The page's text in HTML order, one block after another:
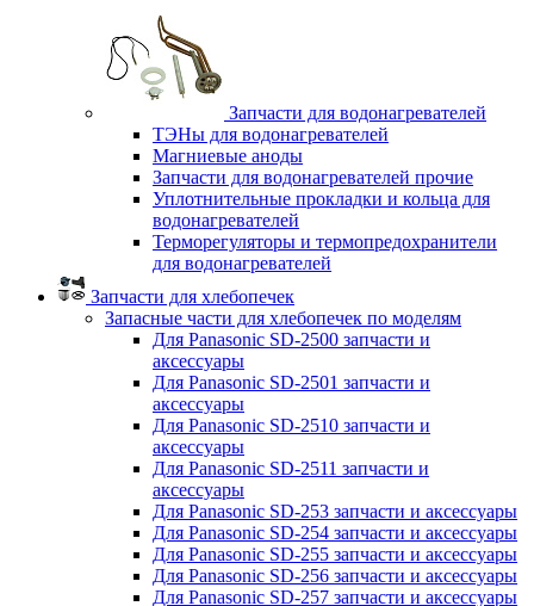
Запчасти для водонагревателей
ТЭНы для водонагревателей
Магниевые аноды
Запчасти для водонагревателей прочие
Уплотнительные прокладки и кольца для
водонагревателей
Терморегуляторы и термопредохранители
для водонагревателей
Запчасти для хлебопечек
Запасные части для хлебопечек по моделям
Для Panasonic SD-2500 запчасти и
аксессуары
Для Panasonic SD-2501 запчасти и
аксессуары
Для Panasonic SD-2510 запчасти и
аксессуары
Для Panasonic SD-2511 запчасти и
аксессуары
Для Panasonic SD-253 запчасти и аксессуары
Для Panasonic SD-254 запчасти и аксессуары
Для Panasonic SD-255 запчасти и аксессуары
Для Panasonic SD-256 запчасти и аксессуары
Для Panasonic SD-257 запчасти и аксессуары